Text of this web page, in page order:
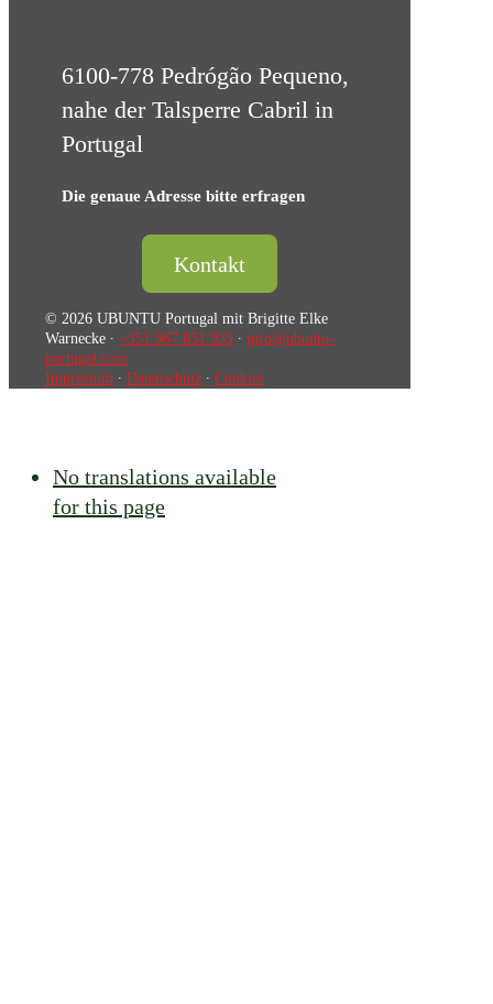
6100-778 Pedrógão Pequeno,
nahe der Talsperre Cabril in
Portugal
Die genaue Adresse bitte erfragen
Kontakt
© 2026 UBUNTU Portugal mit Brigitte Elke
Warnecke ∙ +351 967 851 933 ∙ info@ubuntu-
portugal.com
Impressum ∙ Datenschutz ∙ Cookies
No translations available
for this page